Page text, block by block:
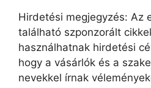
Hirdetési megjegyzés: Az
található szponzorált
használhatnak hirdetési
hogy a vásárlók és a
nevekkel írnak